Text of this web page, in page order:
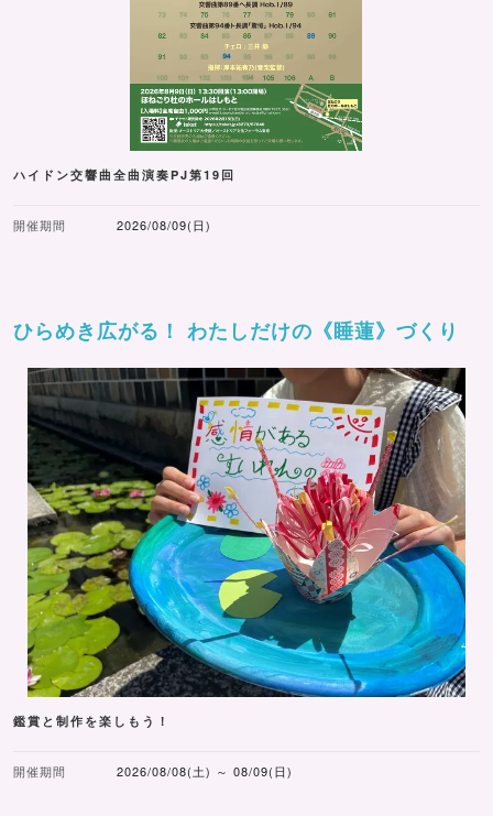
ハイドン交響曲全曲演奏PJ第19回
開催期間 2026/08/09(日)
ひらめき広がる！ わたしだけの《睡蓮》づくり
鑑賞と制作を楽しもう！
開催期間 2026/08/08(土) ～ 08/09(日)